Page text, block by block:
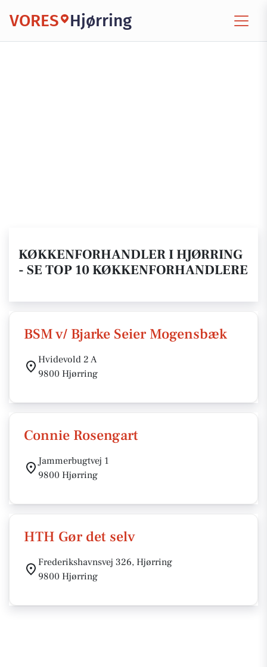
VORES Hjørring
KØKKENFORHANDLER I HJØRRING
- SE TOP 10 KØKKENFORHANDLERE
BSM v/ Bjarke Seier Mogensbæk
Hvidevold 2 A
9800 Hjørring
Connie Rosengart
Jammerbugtvej 1
9800 Hjørring
HTH Gør det selv
Frederikshavnsvej 326, Hjørring
9800 Hjørring